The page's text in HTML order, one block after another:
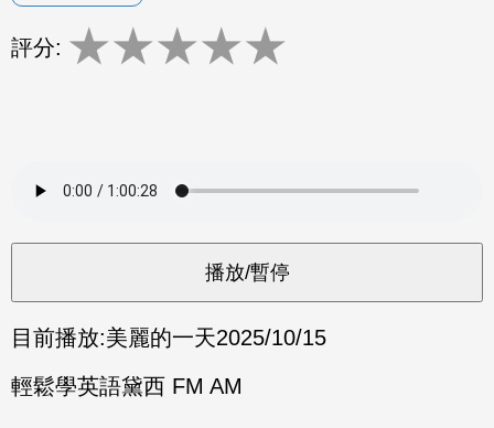
評分: ★★★★★
目前播放:美麗的一天2025/10/15
輕鬆學英語黛西 FM AM